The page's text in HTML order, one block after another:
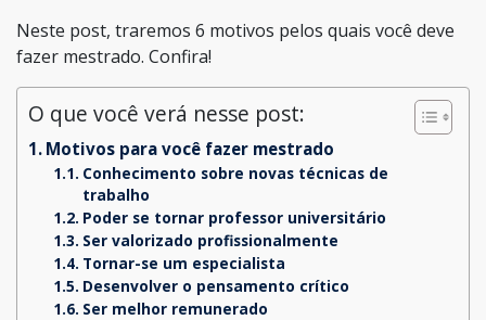
Neste post, traremos 6 motivos pelos quais você deve
fazer mestrado. Confira!
O que você verá nesse post:
Motivos para você fazer mestrado
Conhecimento sobre novas técnicas de
trabalho
Poder se tornar professor universitário
Ser valorizado profissionalmente
Tornar-se um especialista
Desenvolver o pensamento crítico
Ser melhor remunerado